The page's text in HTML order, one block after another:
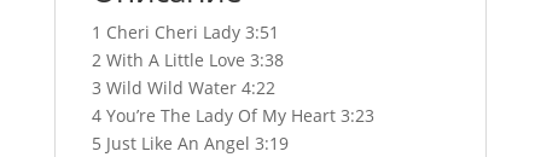
1 Cheri Cheri Lady 3:51
2 With A Little Love 3:38
3 Wild Wild Water 4:22
4 You’re The Lady Of My Heart 3:23
5 Just Like An Angel 3:19